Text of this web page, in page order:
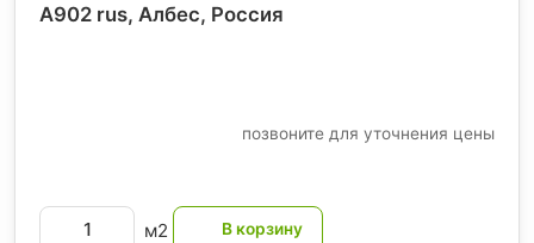
А902 rus, Албес, Россия
позвоните для уточнения цены
м2